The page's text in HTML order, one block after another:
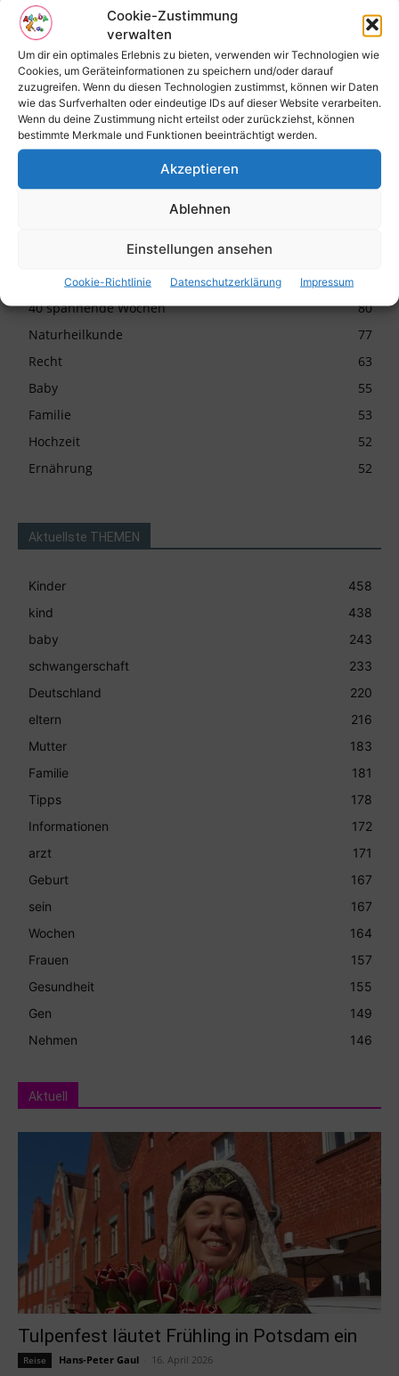
Cookie-Zustimmung
verwalten
Um dir ein optimales Erlebnis zu bieten, verwenden wir Technologien wie
Cookies, um Geräteinformationen zu speichern und/oder darauf
zuzugreifen. Wenn du diesen Technologien zustimmst, können wir Daten
wie das Surfverhalten oder eindeutige IDs auf dieser Website verarbeiten.
Wenn du deine Zustimmung nicht erteilst oder zurückziehst, können
bestimmte Merkmale und Funktionen beeinträchtigt werden.
Akzeptieren
Ablehnen
Einstellungen ansehen
Cookie-Richtlinie Datenschutzerklärung Impressum
Reise
397
Bildung und Förderung
365
Schule
Rund um Deine Gesundheit
184
Kinderwunsch
152
Allgemein
145
Geburt
40 spannende Wochen
80
Naturheilkunde
77
Recht
63
Baby
55
Familie
53
Hochzeit
52
Ernährung
52
Aktuellste THEMEN
Kinder
458
kind
438
baby
243
schwangerschaft
233
Deutschland
220
eltern
216
Mutter
183
Familie
181
Tipps
178
Informationen
172
arzt
171
Geburt
167
sein
167
Wochen
164
Frauen
157
Gesundheit
155
Gen
149
Nehmen
146
Aktuell
Tulpenfest läutet Frühling in Potsdam ein
Reise Hans-Peter Gaul 16. April 2026